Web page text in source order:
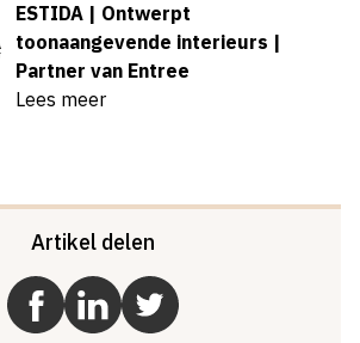
ESTIDA | Ontwerpt
toonaangevende interieurs |
Partner van Entree
Lees meer
Artikel delen